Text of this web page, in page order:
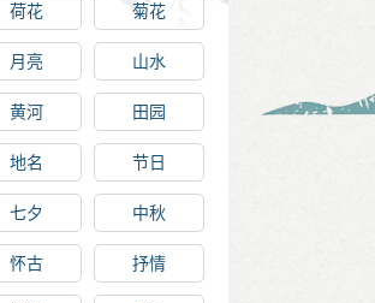
荷花 菊花
月亮 山水
黄河 田园
地名 节日
七夕 中秋
怀古 抒情